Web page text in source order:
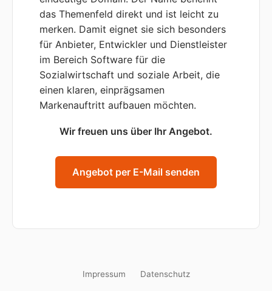
das Themenfeld direkt und ist leicht zu
merken. Damit eignet sie sich besonders
für Anbieter, Entwickler und Dienstleister
im Bereich Software für die
Sozialwirtschaft und soziale Arbeit, die
einen klaren, einprägsamen
Markenauftritt aufbauen möchten.
Wir freuen uns über Ihr Angebot.
Angebot per E-Mail senden
Impressum Datenschutz